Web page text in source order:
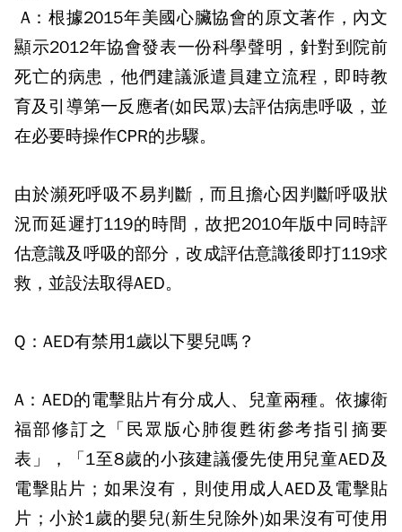
A： 根據2015年美國心臟協會的原文著作，內文
顯示2012年協會發表一份科學聲明，針對到院前
死亡的病患，他們建議派遣員建立流程，即時教
育及引導第一反應者(如民眾)去評估病患呼吸，並
在必要時操作CPR的步驟。
由於瀕死呼吸不易判斷，而且擔心因判斷呼吸狀
況而延遲打119的時間，故把2010年版中同時評
估意識及呼吸的部分，改成評估意識後即打119求
救，並設法取得AED。
Q：AED有禁用1歲以下嬰兒嗎？
A：AED的電擊貼片有分成人、兒童兩種。依據衛
福部修訂之「民眾版心肺復甦術參考指引摘要
表」，「1至8歲的小孩建議優先使用兒童AED及
電擊貼片；如果沒有，則使用成人AED及電擊貼
片；小於1歲的嬰兒(新生兒除外)如果沒有可使用